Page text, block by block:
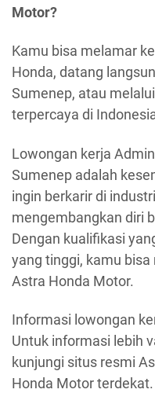
Motor?
Kamu bisa melamar
Honda, datang
Sumenep, atau
terpercaya di
Lowongan kerja
Sumenep adalah
ingin berkarir di
mengembangkan diri
Dengan kualifikasi
yang tinggi, kamu
Astra Honda Motor.
Informasi lowongan
Untuk informasi lebih
kunjungi situs resmi
Honda Motor